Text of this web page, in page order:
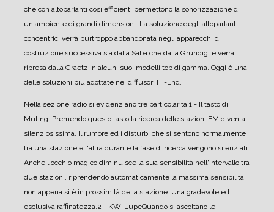
che con altoparlanti cosi efficienti permettono la sonorizzazione di
un ambiente di grandi dimensioni. La soluzione degli altoparlanti
concentrici verrà purtroppo abbandonata negli apparecchi di
costruzione successiva sia dalla Saba che dalla Grundig, e verrà
ripresa dalla Graetz in alcuni suoi modelli top di gamma. Oggi è una
delle soluzioni più adottate nei diffusori HI-End.
Nella sezione radio si evidenziano tre particolarità.1 - Il tasto di
Muting. Premendo questo tasto la ricerca delle stazioni FM diventa
silenziosissima. Il rumore ed i disturbi che si sentono normalmente
tra una stazione e l'altra durante la fase di ricerca vengono silenziati.
Anche l'occhio magico diminuisce la sua sensibilità nell'intervallo tra
due stazioni, riprendendo automaticamente la massima sensibilità
non appena si è in prossimità della stazione. Una gradevole ed
esclusiva raffinatezza.2 - KW-LupeQuando si ascoltano le